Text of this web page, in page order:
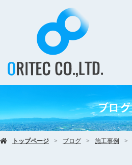
ブログ
トップページ ブログ 施工事例